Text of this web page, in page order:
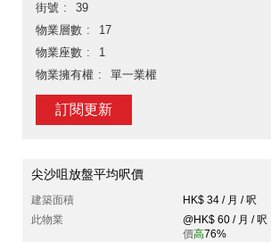
街號
39
物業層數
17
物業座數
1
物業擁有權
單一業權
訂閱更新
尖沙咀放盤平均呎價
建築面積
HK$ 34 / 月 / 呎
此物業
@HK$ 60 / 月 / 呎
價高76%